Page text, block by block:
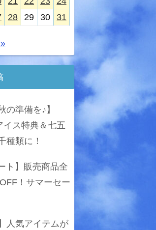
28 29 30 31
の準備を♪】
イス特典＆七五
種類に！
ト】販売商品全
！サマーセー
人気アイテムが